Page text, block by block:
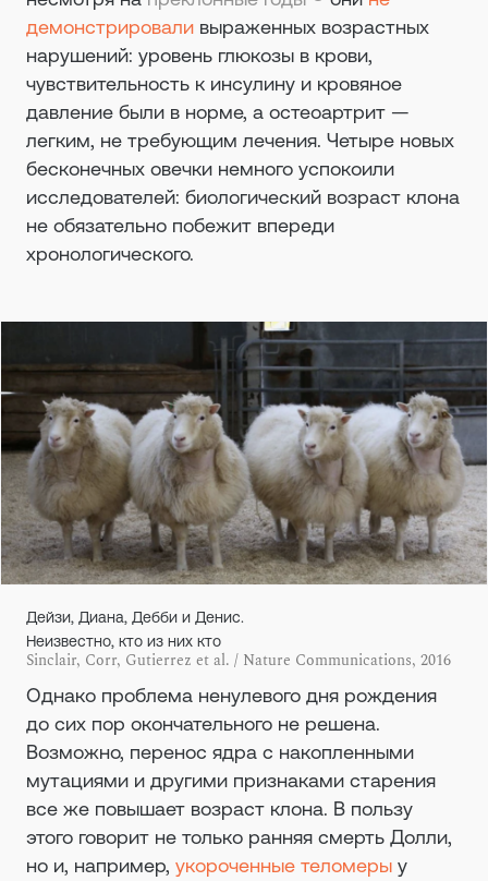
демонстрировали выраженных возрастных
нарушений: уровень глюкозы в крови,
чувствительность к инсулину и кровяное
давление были в норме, а остеоартрит —
легким, не требующим лечения. Четыре новых
бесконечных овечки немного успокоили
исследователей: биологический возраст клона
не обязательно побежит впереди
хронологического.
Дейзи, Диана, Дебби и Денис.
Неизвестно, кто из них кто
Sinclair, Corr, Gutierrez et al. / Nature Communications, 2016
Однако проблема ненулевого дня рождения
до сих пор окончательного не решена.
Возможно, перенос ядра с накопленными
мутациями и другими признаками старения
все же повышает возраст клона. В пользу
этого говорит не только ранняя смерть Долли,
но и, например, укороченные теломеры у